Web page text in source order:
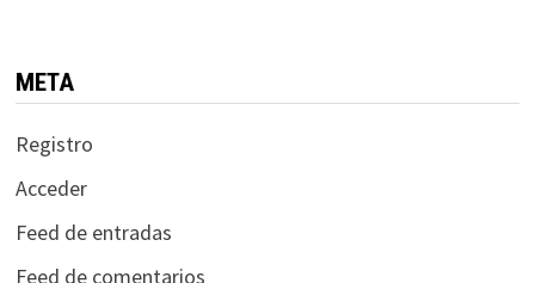
META
Registro
Acceder
Feed de entradas
Feed de comentarios